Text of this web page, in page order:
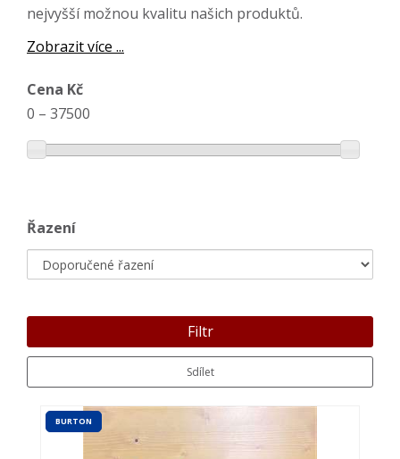
nejvyšší možnou kvalitu našich produktů.
Zobrazit více ...
Cena Kč
0 – 37500
Řazení
Filtr
Sdílet
BURTON